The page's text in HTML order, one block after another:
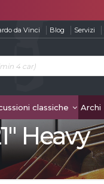
da Vinci Blog Servizi
classiche Archi
Heavy